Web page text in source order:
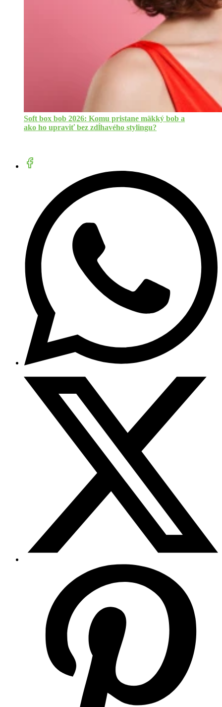
Soft box bob 2026: Komu pristane mäkký bob a
ako ho upraviť bez zdĺhavého stylingu?